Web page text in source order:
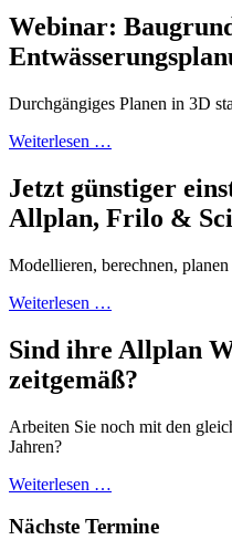
Webinar:
Durchgängiges Planen in 3D
Weiterlesen …
Jetzt günstiger
Allplan, Frilo &
Modellieren, berechnen,
Weiterlesen …
Sind ihre Allplan
zeitgemäß?
Arbeiten Sie noch mit den
Jahren?
Weiterlesen …
Nächste Termine